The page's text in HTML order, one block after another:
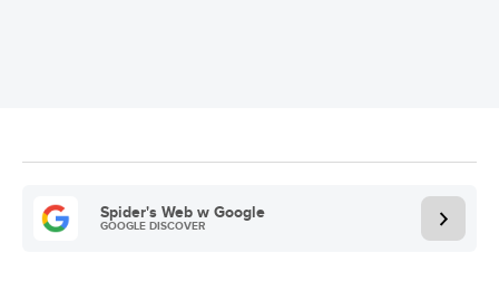
Spider's Web w Google
GOOGLE DISCOVER